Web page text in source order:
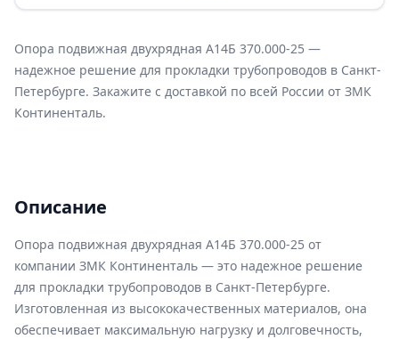
Опора подвижная двухрядная А14Б 370.000-25 —
надежное решение для прокладки трубопроводов в Санкт-
Петербурге. Закажите с доставкой по всей России от ЗМК
Континенталь.
Описание
Опора подвижная двухрядная А14Б 370.000-25 от
компании ЗМК Континенталь — это надежное решение
для прокладки трубопроводов в Санкт-Петербурге.
Изготовленная из высококачественных материалов, она
обеспечивает максимальную нагрузку и долговечность,